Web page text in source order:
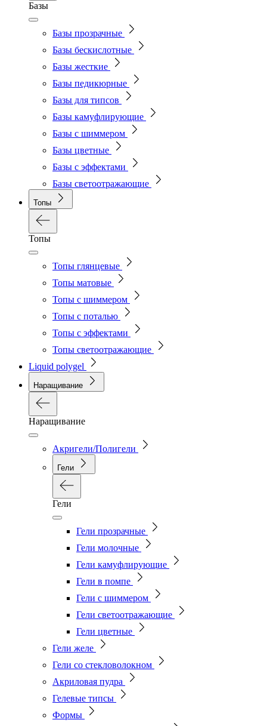
Базы
Базы прозрачные
Базы бескислотные
Базы жесткие
Базы педикюрные
Базы для типсов
Базы камуфлирующие
Базы с шиммером
Базы цветные
Базы с эффектами
Базы светоотражающие
Топы
Топы
Топы глянцевые
Топы матовые
Топы с шиммером
Топы с поталью
Топы с эффектами
Топы светоотражающие
Liquid polygel
Наращивание
Наращивание
Акригели/Полигели
Гели
Гели
Гели прозрачные
Гели молочные
Гели камуфлирующие
Гели в помпе
Гели с шиммером
Гели светоотражающие
Гели цветные
Гели желе
Гели со стекловолокном
Акриловая пудра
Гелевые типсы
Формы